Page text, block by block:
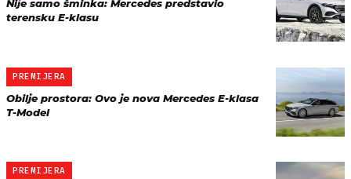
Nije samo šminka: Mercedes predstavio
terensku E-klasu
PREMIJERA
Obilje prostora: Ovo je nova Mercedes E-klasa
T-Model
PREMIJERA